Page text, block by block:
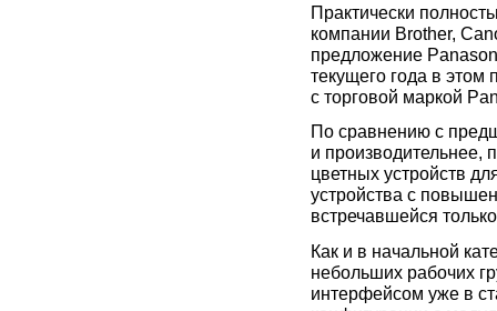
Практически
компании Brother,
предложение
текущего года в
с торговой маркой
По сравнению с
и производительнее,
цветных устройств
устройства с
встречавшейся
Как и в начальной
небольших рабочих
интерфейсом уже в